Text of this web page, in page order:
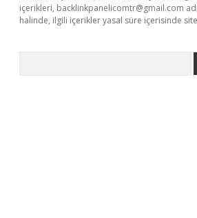
içerikleri, backlinkpanelicomtr@gmail.com
halinde, ilgili içerikler yasal süre içerisinde